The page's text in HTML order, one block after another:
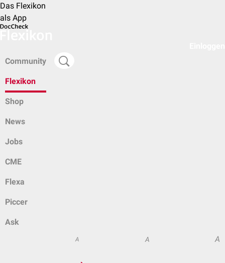
Das Flexikon
als App
Community
Flexikon
Shop
News
Jobs
CME
Flexa
Piccer
Ask
A A A